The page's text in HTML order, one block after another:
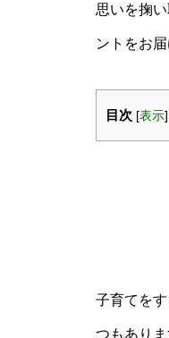
思いを掬
ントをお届
目次 [表示]
子育てを
つもあり